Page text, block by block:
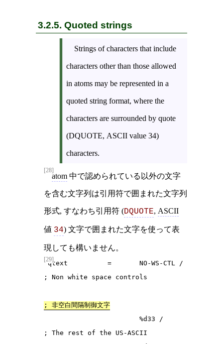
3.2.5. Quoted strings
Strings of characters that include
characters other than those allowed
in atoms may be represented in a
quoted string format, where the
characters are surrounded by quote
(DQUOTE, ASCII value 34)
characters.
[28]
atom 中で認められている以外の文字
を含む文字列は引用符で囲まれた文字列
形式, すなわち引用符 (DQUOTE, ASCII
値 34) 文字で囲まれた文字を使って表
現しても構いません。
[29]
qtext          =       NO-WS-CTL /
; Non white space controls
; 非空白間隔制御文字
                        %d33 /
; The rest of the US-ASCII